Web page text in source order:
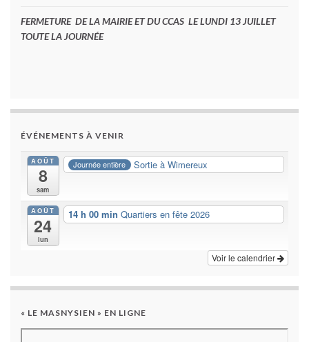
FERMETURE DE LA MAIRIE ET DU CCAS LE LUNDI 13 JUILLET
TOUTE LA JOURNÉE
ÉVÉNEMENTS À VENIR
AOÛT
8
sam
Journée entière Sortie à Wimereux
AOÛT
24
lun
14 h 00 min Quartiers en fête 2026
Voir le calendrier
« LE MASNYSIEN » EN LIGNE